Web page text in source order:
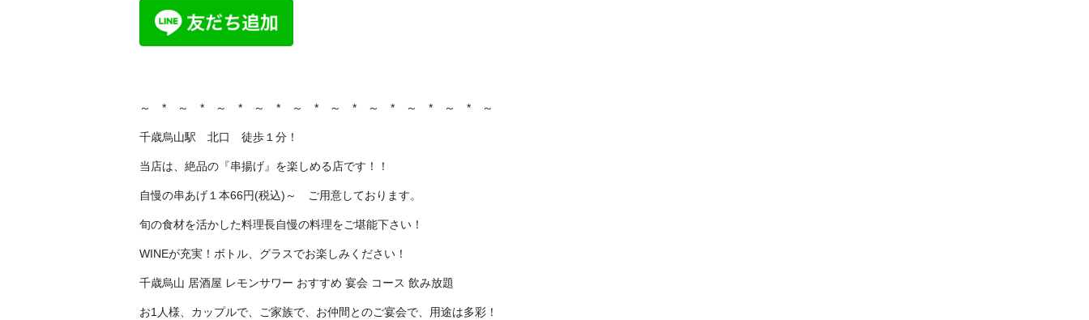
～ * ～ * ～ * ～ * ～ * ～ * ～ * ～ * ～ * ～
千歳烏山駅 北口 徒歩１分！
当店は、絶品の『串揚げ』を楽しめる店です！！
自慢の串あげ１本66円(税込)～ ご用意しております。
旬の食材を活かした料理長自慢の料理をご堪能下さい！
WINEが充実！ボトル、グラスでお楽しみください！
千歳烏山 居酒屋 レモンサワー おすすめ 宴会 コース 飲み放題
お1人様、カップルで、ご家族で、お仲間とのご宴会で、用途は多彩！